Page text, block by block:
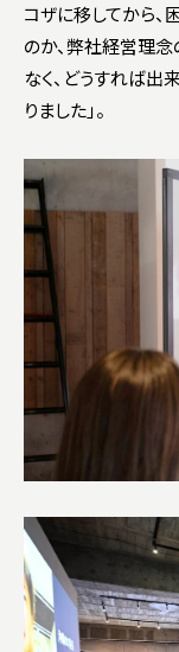
コザに移してから、
のか、弊社経営理
なく、どうすれば出
りました」。